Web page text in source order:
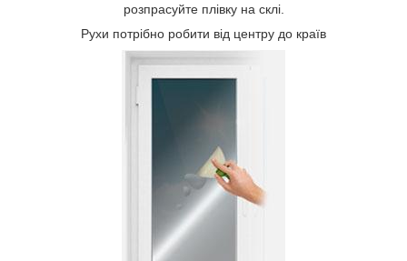
розпрасуйте плівку на склі.
Рухи потрібно робити від центру до країв